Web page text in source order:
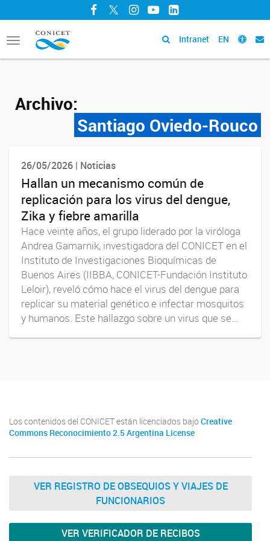
Facebook
TwitterInstagram
YouTubeLinkedIn
Toggle
navigation
Intranet EN
Archivo:
Santiago Oviedo-Rouco
26/05/2026 | Noticias
Hallan un mecanismo común de
replicación para los virus del dengue,
Zika y fiebre amarilla
Hace veinte años, el grupo liderado por la viróloga
Andrea Gamarnik, investigadora del CONICET en el
Instituto de Investigaciones Bioquímicas de
Buenos Aires (IIBBA, CONICET-Fundación Instituto
Leloir), reveló cómo hace el virus del dengue para
replicar su material genético e infectar mosquitos
y humanos. Este hallazgo sobre un virus que se...
Los contenidos del CONICET están licenciados bajo Creative
Commons Reconocimiento 2.5 Argentina License
VER REGISTRO DE OBSEQUIOS Y VIAJES DE
FUNCIONARIOS
VER VERIFICADOR DE RECIBOS